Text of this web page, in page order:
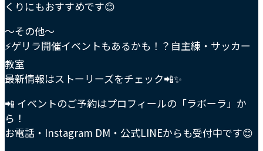
くりにもおすすめです😊
〜その他〜
⚡️ゲリラ開催イベントもあるかも！？自主練・サッカー
教室
最新情報はストーリーズをチェック📲✨
📲 イベントのご予約はプロフィールの「ラボーラ」か
ら！
お電話・Instagram DM・公式LINEからも受付中です😊